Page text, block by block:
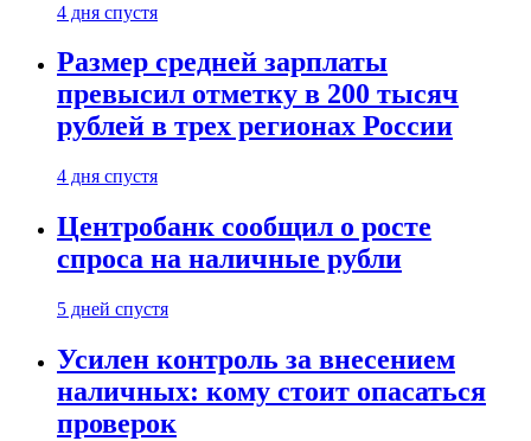
4 дня спустя
Размер средней зарплаты
превысил отметку в 200 тысяч
рублей в трех регионах России
4 дня спустя
Центробанк сообщил о росте
спроса на наличные рубли
5 дней спустя
Усилен контроль за внесением
наличных: кому стоит опасаться
проверок